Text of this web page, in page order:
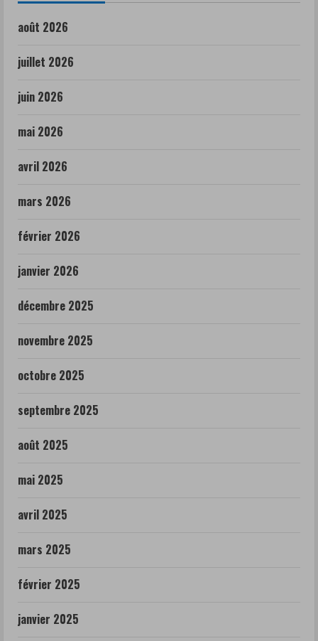
août 2026
juillet 2026
juin 2026
mai 2026
avril 2026
mars 2026
février 2026
janvier 2026
décembre 2025
novembre 2025
octobre 2025
septembre 2025
août 2025
mai 2025
avril 2025
mars 2025
février 2025
janvier 2025